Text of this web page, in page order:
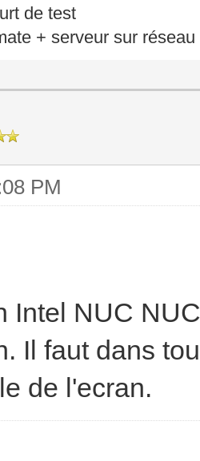
de test
+ serveur sur
PM
Intel NUC
Il faut dans
de l'ecran.